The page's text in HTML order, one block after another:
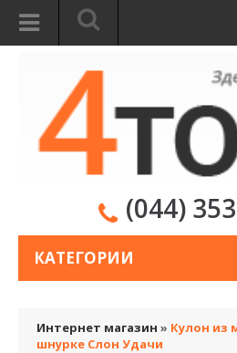
(044)
КАТЕГОРИИ
Интернет магазин » Кулон из
шнурке Слон Удачи